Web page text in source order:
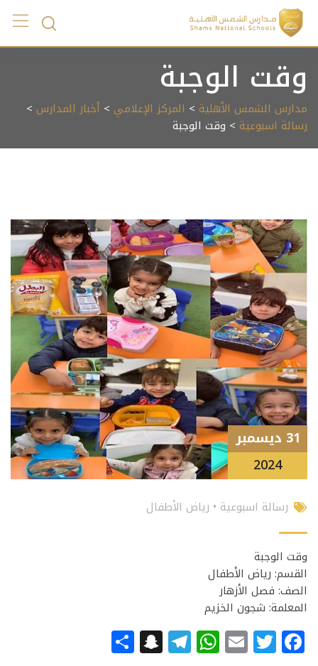
Skip
content
وقت الوجبة
مدارس الشمس الأهلية > المركز الإعلامي > أخبار المدارس >
رسالة اسبوعية > وقت الوجبة
31 ديسمبر
2024
رسالة اسبوعية • رياض الأطفال
وقت الوجبة
القسم: رياض الأطفال
الصف: فصل الأزهار
المعلمة: شجون الخزيم
Facebook
Twitter
Email
WhatsApp
Telegram
Snapchat